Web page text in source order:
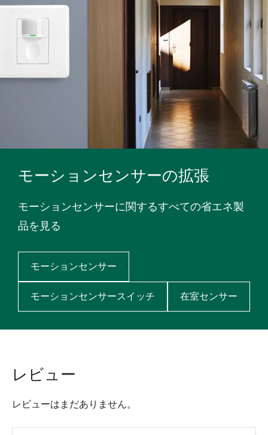
モーションセンサーの拡張
モーションセンサーに関するすべての省エネ製
品を見る
モーションセンサー
モーションセンサースイッチ 在室センサー
レビュー
レビューはまだありません。